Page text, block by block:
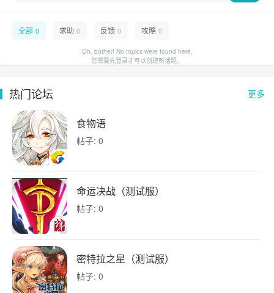
全部 0 求助 0 反馈 0 攻略 0
Oh, bother! No topics were found here.
您需要先登录才可以创建新话题。
更多
热门论坛
食物语
帖子: 0
命运决战（测试服）
帖子: 0
密特拉之星（测试服）
帖子: 0